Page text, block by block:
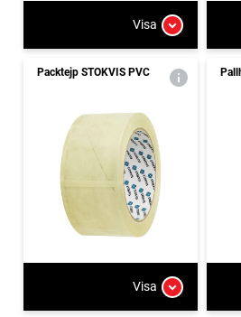
Visa
Packtejp STOKVIS PVC
Visa